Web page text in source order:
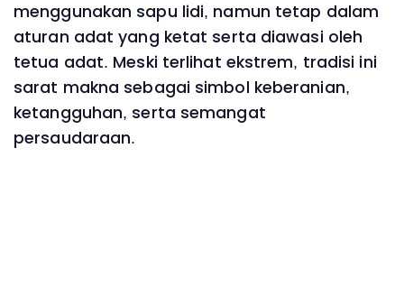
menggunakan sapu lidi, namun tetap dalam
aturan adat yang ketat serta diawasi oleh
tetua adat. Meski terlihat ekstrem, tradisi ini
sarat makna sebagai simbol keberanian,
ketangguhan, serta semangat
persaudaraan.